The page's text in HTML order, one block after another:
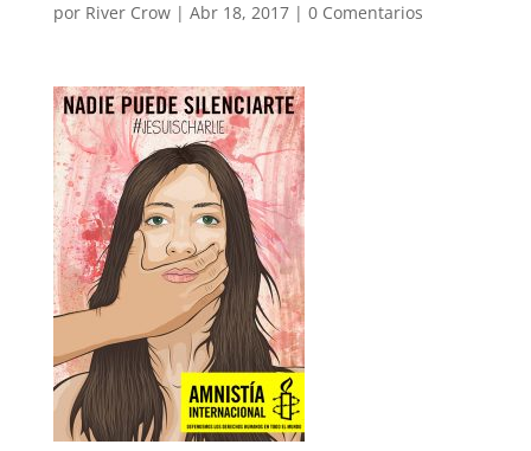
por River Crow| Abr 18, 2017| 0 Comentarios